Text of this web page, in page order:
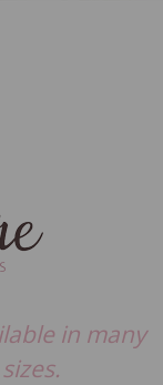
in many